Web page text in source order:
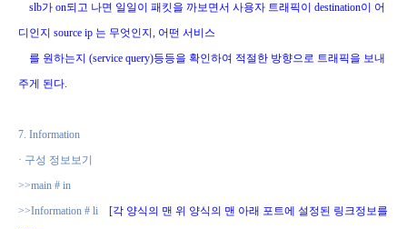
slb가 on되고 나면 일일이 패킷을 까보면서 사용자 트래픽이 destination이 어
디인지 source ip 는 무엇인지 , 어떤 서비스
를 원하는지 (service query)등등을 확인하여 적절한 방향으로 트래픽을 보내
주게 된다.
7. Information
· 구성 정보보기
>>main # in
>>Information # li
[각 양식의 맨 위 양식의 맨 아래 포트에 설정된 링크정보를